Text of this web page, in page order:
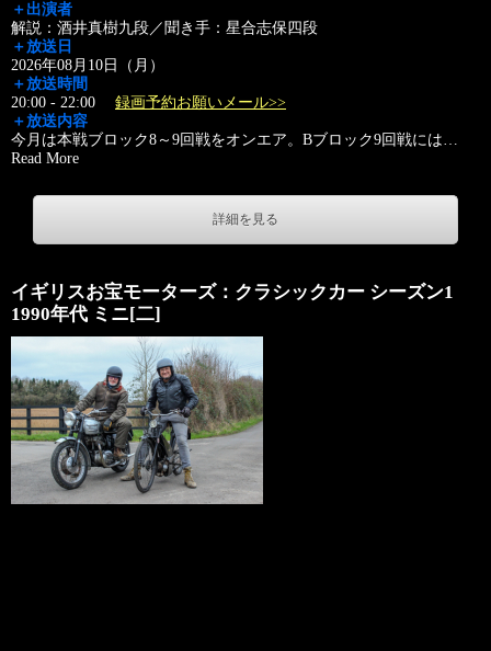
＋出演者
解説：酒井真樹九段／聞き手：星合志保四段
＋放送日
2026年08月10日（月）
＋放送時間
20:00 - 22:00 録画予約お願いメール>>
＋放送内容
今月は本戦ブロック8～9回戦をオンエア。Bブロック9回戦には…
Read More
詳細を見る
イギリスお宝モーターズ：クラシックカー シーズン1
1990年代 ミニ[二]